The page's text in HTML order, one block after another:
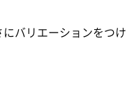
バリエーションをつけ